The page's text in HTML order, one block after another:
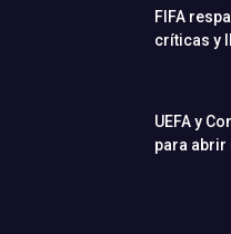
FIFA
críticas y
UEFA y
para abrir